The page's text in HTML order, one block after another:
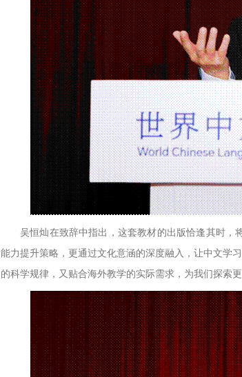
吴恒灿在致辞中指出，这套教材的出版恰逢其时
能力提升策略，更通过文化意涵的深度融入，让中文学
的科学规律，又贴合海外教学的实际需求，为我们探索